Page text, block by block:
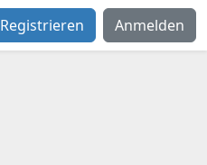
Registrieren Anmelden